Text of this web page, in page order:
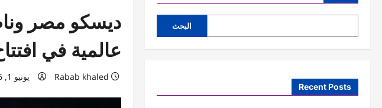
ديسكو مصر
عالمية في
Rabab khaled يونيو 1, 2026
البحث
Recent Posts